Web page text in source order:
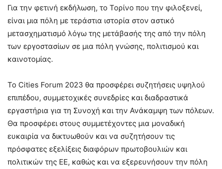
Για την φετινή εκδήλωση, το Τορίνο που την φιλοξενεί,
είναι μια πόλη με τεράστια ιστορία στον αστικό
μετασχηματισμό λόγω της μετάβασής της από την πόλη
των εργοστασίων σε μια πόλη γνώσης, πολιτισμού και
καινοτομίας.
Το Cities Forum 2023 θα προσφέρει συζητήσεις υψηλού
επιπέδου, συμμετοχικές συνεδρίες και διαδραστικά
εργαστήρια για τη Συνοχή και την Ανάκαμψη των πόλεων.
Θα προσφέρει στους συμμετέχοντες μια μοναδική
ευκαιρία να δικτυωθούν και να συζητήσουν τις
πρόσφατες εξελίξεις διαφόρων πρωτοβουλιών και
πολιτικών της ΕΕ, καθώς και να εξερευνήσουν την πόλη